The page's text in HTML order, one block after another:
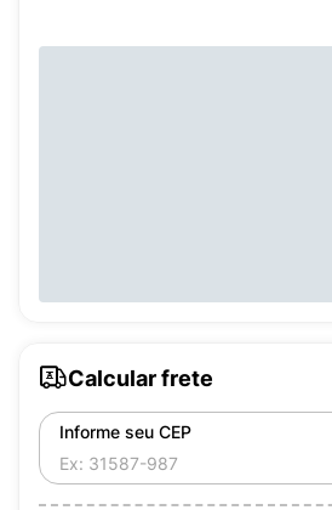
Calcular frete
Informe seu CEP